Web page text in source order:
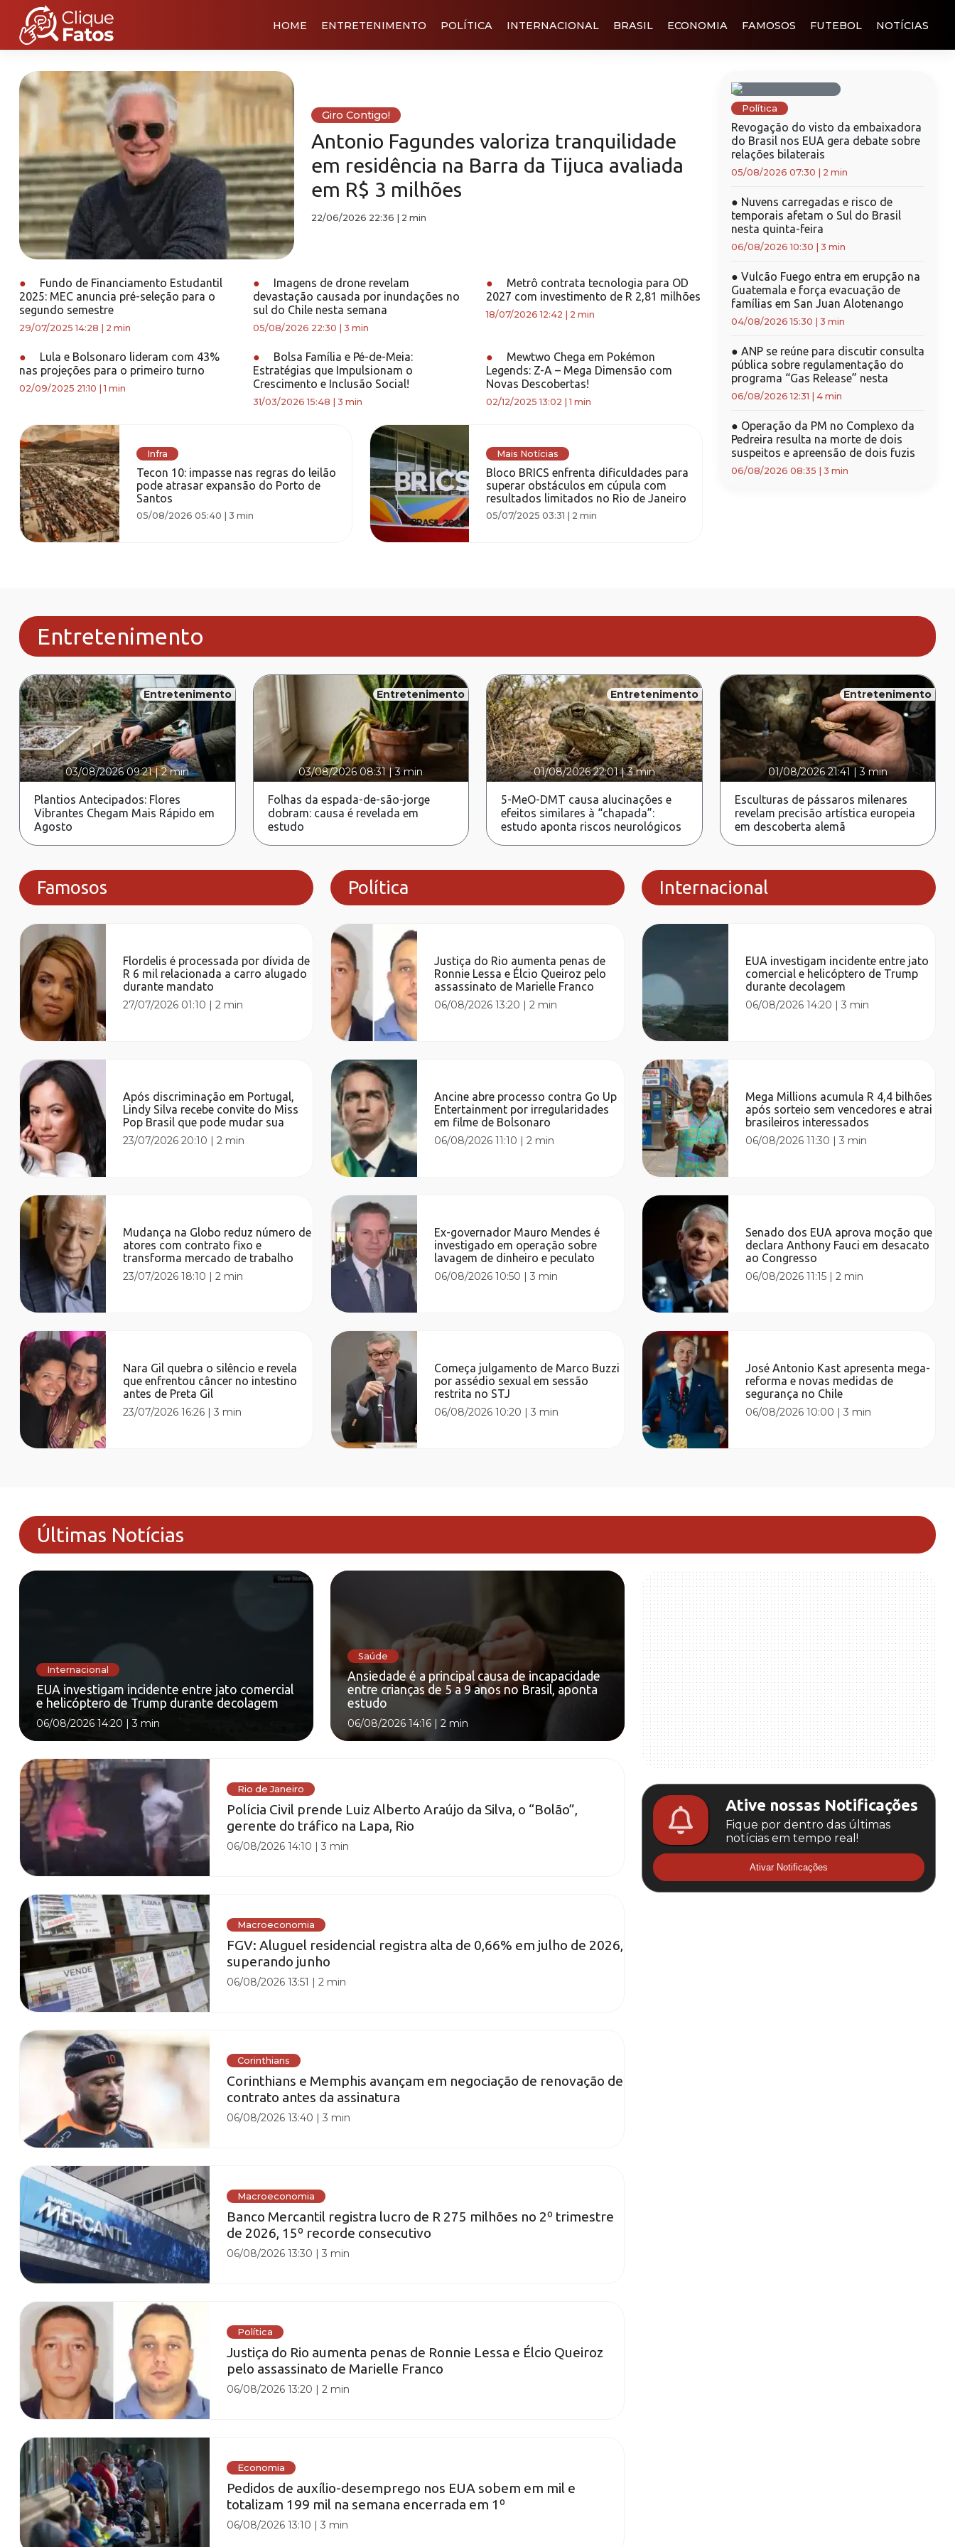
HOME ENTRETENIMENTO POLÍTICA INTERNACIONAL BRASIL ECONOMIA FAMOSOS FUTEBOL NOTÍCIAS
Giro Contigo!
Antonio Fagundes valoriza tranquilidade
em residência na Barra da Tijuca avaliada
em R$ 3 milhões
22/06/2026 22:36 2 min
●
Fundo de Financiamento Estudantil
2025: MEC anuncia pré-seleção para o
segundo semestre
29/07/2025 14:28 2 min
●
Imagens de drone revelam
devastação causada por inundações no
sul do Chile nesta semana
05/08/2026 22:30 3 min
●
Metrô contrata tecnologia para OD
2027 com investimento de R 2,81 milhões
18/07/2026 12:42 2 min
●
Lula e Bolsonaro lideram com 43%
nas projeções para o primeiro turno
02/09/2025 21:10 |1 min
●
Bolsa Família e Pé-de-Meia:
Estratégias que Impulsionam o
Crescimento e Inclusão Social!
31/03/2026 15:48 3 min
●
Mewtwo Chega em Pokémon
Legends: Z-A – Mega Dimensão com
Novas Descobertas!
02/12/2025 13:02 |1 min
Infra
Tecon 10: impasse nas regras do leilão
pode atrasar expansão do Porto de
Santos
05/08/2026 05:40 | 3 min
Mais Notícias
Bloco BRICS enfrenta dificuldades para
superar obstáculos em cúpula com
resultados limitados no Rio de Janeiro
05/07/2025 03:31 | 2 min
Política
Revogação do visto da embaixadora
do Brasil nos EUA gera debate sobre
relações bilaterais
05/08/2026 07:30 2 min
● Nuvens carregadas e risco de
temporais afetam o Sul do Brasil
nesta quinta-feira
06/08/2026 10:30 3 min
● Vulcão Fuego entra em erupção na
Guatemala e força evacuação de
famílias em San Juan Alotenango
04/08/2026 15:30 3 min
● ANP se reúne para discutir consulta
pública sobre regulamentação do
programa “Gas Release” nesta
06/08/2026 12:31 4 min
● Operação da PM no Complexo da
Pedreira resulta na morte de dois
suspeitos e apreensão de dois fuzis
06/08/2026 08:35 3 min
Entretenimento
Entretenimento
03/08/2026 09:21|2 min
Plantios Antecipados: Flores
Vibrantes Chegam Mais Rápido em
Agosto
Entretenimento
03/08/2026 08:31|3 min
Folhas da espada-de-são-jorge
dobram: causa é revelada em
estudo
Entretenimento
01/08/2026 22:01|3 min
5-MeO-DMT causa alucinações e
efeitos similares à “chapada”:
estudo aponta riscos neurológicos
Entretenimento
01/08/2026 21:41 |3 min
Esculturas de pássaros milenares
revelam precisão artística europeia
em descoberta alemã
Famosos
Flordelis é processada por dívida de
R 6 mil relacionada a carro alugado
durante mandato
27/07/2026 01:10 |2 min
Após discriminação em Portugal,
Lindy Silva recebe convite do Miss
Pop Brasil que pode mudar sua
23/07/2026 20:10 |2 min
Mudança na Globo reduz número de
atores com contrato fixo e
transforma mercado de trabalho
23/07/2026 18:10 |2 min
Nara Gil quebra o silêncio e revela
que enfrentou câncer no intestino
antes de Preta Gil
23/07/2026 16:26 |3 min
Política
Justiça do Rio aumenta penas de
Ronnie Lessa e Élcio Queiroz pelo
assassinato de Marielle Franco
06/08/2026 13:20 |2 min
Ancine abre processo contra Go Up
Entertainment por irregularidades
em filme de Bolsonaro
06/08/2026 11:10 |2 min
Ex-governador Mauro Mendes é
investigado em operação sobre
lavagem de dinheiro e peculato
06/08/2026 10:50 |3 min
Começa julgamento de Marco Buzzi
por assédio sexual em sessão
restrita no STJ
06/08/2026 10:20 |3 min
Internacional
EUA investigam incidente entre jato
comercial e helicóptero de Trump
durante decolagem
06/08/2026 14:20 |3 min
Mega Millions acumula R 4,4 bilhões
após sorteio sem vencedores e atrai
brasileiros interessados
06/08/2026 11:30 |3 min
Senado dos EUA aprova moção que
declara Anthony Fauci em desacato
ao Congresso
06/08/2026 11:15 |2 min
José Antonio Kast apresenta mega-
reforma e novas medidas de
segurança no Chile
06/08/2026 10:00 |3 min
Últimas Notícias
Internacional
EUA investigam incidente entre jato comercial
e helicóptero de Trump durante decolagem
06/08/2026 14:20 |3 min
Saúde
Ansiedade é a principal causa de incapacidade
entre crianças de 5 a 9 anos no Brasil, aponta
estudo
06/08/2026 14:16 | 2 min
Rio de Janeiro
Polícia Civil prende Luiz Alberto Araújo da Silva, o “Bolão”,
gerente do tráfico na Lapa, Rio
06/08/2026 14:10 |3 min
Macroeconomia
FGV: Aluguel residencial registra alta de 0,66% em julho de 2026,
superando junho
06/08/2026 13:51 |2 min
Corinthians
Corinthians e Memphis avançam em negociação de renovação de
contrato antes da assinatura
06/08/2026 13:40 |3 min
Macroeconomia
Banco Mercantil registra lucro de R 275 milhões no 2º trimestre
de 2026, 15º recorde consecutivo
06/08/2026 13:30 |3 min
Política
Justiça do Rio aumenta penas de Ronnie Lessa e Élcio Queiroz
pelo assassinato de Marielle Franco
06/08/2026 13:20 |2 min
Economia
Pedidos de auxílio-desemprego nos EUA sobem em mil e
totalizam 199 mil na semana encerrada em 1º
06/08/2026 13:10 |3 min
Ative nossas Notificações
Fique por dentro das últimas
notícias em tempo real!
Ativar Notificações